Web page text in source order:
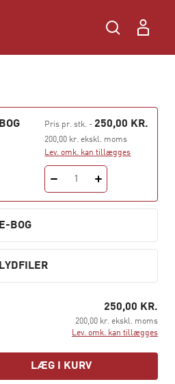
BOG Pris pr. stk. - 250,00 KR.
200,00 kr. ekskl. moms
Lev. omk. kan tillægges
1
E-BOG
LYDFILER
250,00 KR.
200,00 kr. ekskl. moms
Lev. omk. kan tillægges
LÆG I KURV